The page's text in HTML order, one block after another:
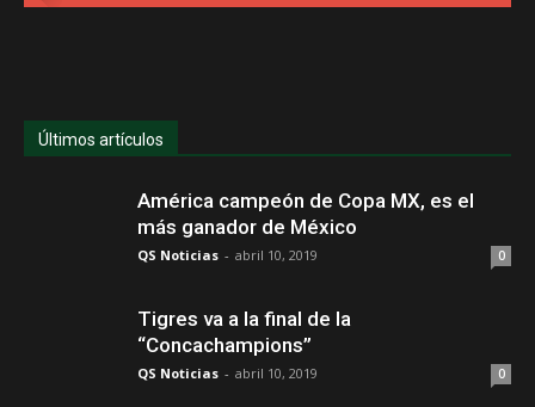
Últimos artículos
América campeón de Copa MX, es el
más ganador de México
QS Noticias - abril 10, 2019 0
Tigres va a la final de la
“Concachampions”
QS Noticias - abril 10, 2019 0